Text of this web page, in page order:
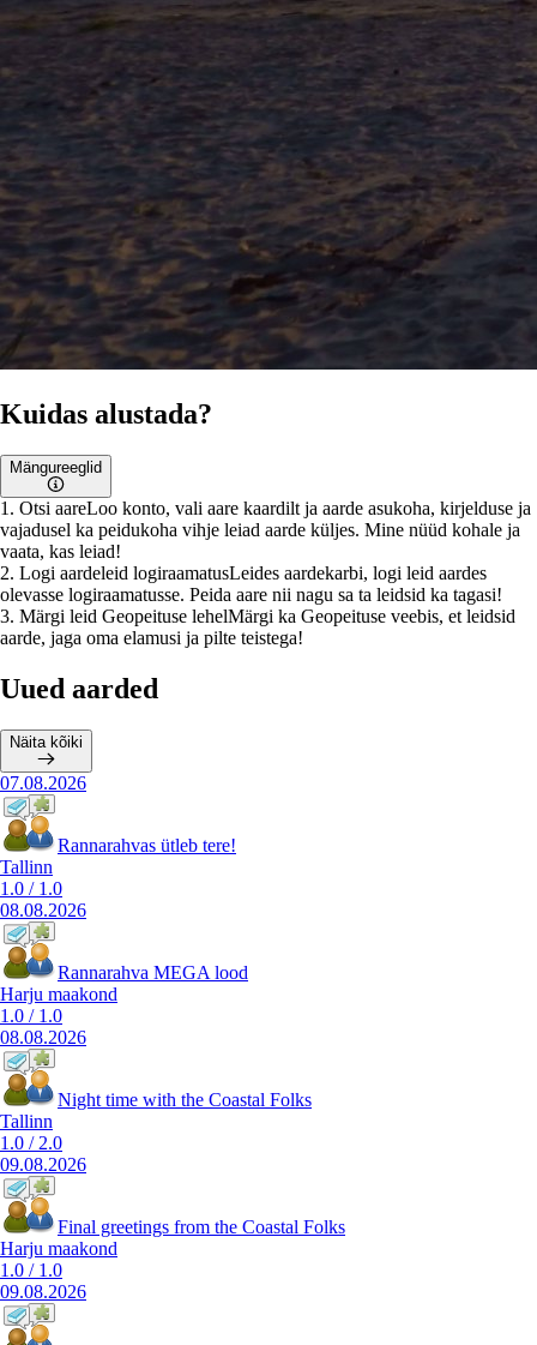
Kuidas alustada?
Mängureeglid
1 . Otsi aareLoo konto, vali aare kaardilt ja aarde asukoha, kirjelduse ja
vajadusel ka peidukoha vihje leiad aarde küljes. Mine nüüd kohale ja
vaata, kas leiad!
2. Logi aardeleid logiraamatusLeides aardekarbi, logi leid aardes
olevasse logiraamatusse. Peida aare nii nagu sa ta leidsid ka tagasi!
3. Märgi leid Geopeituse lehelMärgi ka Geopeituse veebis, et leidsid
aarde, jaga oma elamusi ja pilte teistega!
Uued aarded
Näita kõiki
07.08.2026
Rannarahvas ütleb tere!
Tallinn
1.0 / 1.0
08.08.2026
Rannarahva MEGA lood
Harju maakond
1.0 / 1.0
08.08.2026
Night time with the Coastal Folks
Tallinn
1.0 / 2.0
09.08.2026
Final greetings from the Coastal Folks
Harju maakond
1.0 / 1.0
09.08.2026